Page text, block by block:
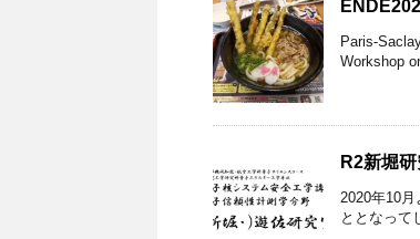
Paris-
Workshop
R2新堀
2020年10
ととなって